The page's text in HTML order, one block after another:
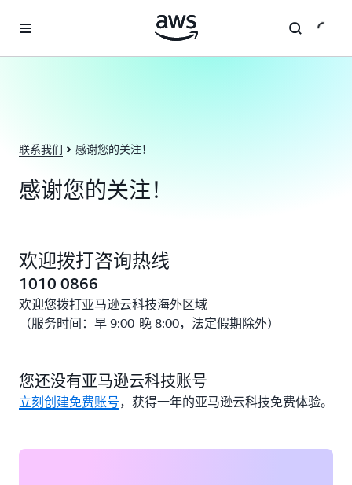
联系我们 感谢您的关注！
感谢您的关注！
欢迎拨打咨询热线
1010 0866
欢迎您拨打亚马逊云科技海外区域
（服务时间：早 9:00-晚 8:00，法定假期除外）
您还没有亚马逊云科技账号
立刻创建免费账号，获得一年的亚马逊云科技免费体验。